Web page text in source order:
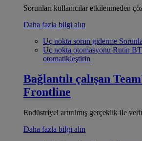
Sorunları kullanıcılar etkilenmeden
Daha fazla bilgi alın
Uç nokta sorun giderme
Uç nokta otomasyonu Rutin
otomatikleştirin
Bağlantılı çalışan
Frontline
Endüstriyel artırılmış gerçeklik ile
Daha fazla bilgi alın